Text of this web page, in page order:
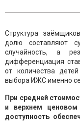
Структура
долю составляют
случайность, а
дифференциация
от количества
выбора ИЖС именно
При средней
и верхнем
доступность